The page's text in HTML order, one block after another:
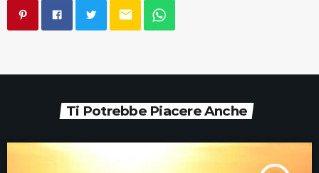
email
Ti Potrebbe Piacere Anche